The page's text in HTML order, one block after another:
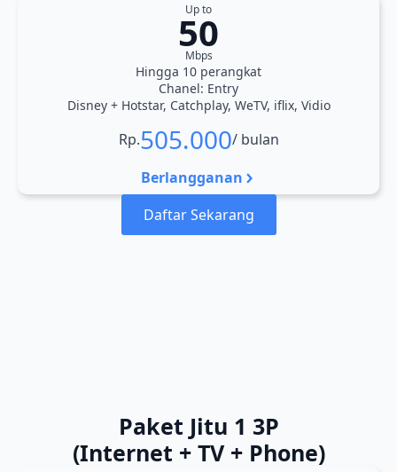
Up to
50
Mbps
Hingga 10 perangkat
Chanel: Entry
Disney + Hotstar, Catchplay, WeTV, iflix, Vidio
Rp.505.000/ bulan
Berlangganan
Daftar Sekarang
Paket Jitu 1 3P
(Internet + TV + Phone)